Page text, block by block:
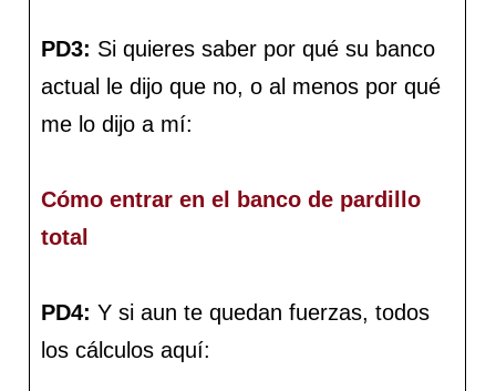
PD3: Si quieres saber por qué su banco
actual le dijo que no, o al menos por qué
me lo dijo a mí:
Cómo entrar en el banco de pardillo
total
PD4: Y si aun te quedan fuerzas, todos
los cálculos aquí: